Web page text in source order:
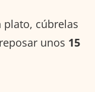
plato, cúbrelas
unos 15